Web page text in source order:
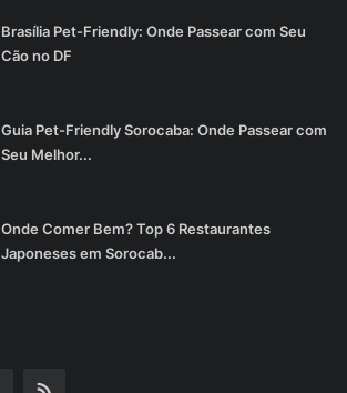
Brasília Pet-Friendly: Onde Passear com Seu
Cão no DF
Guia Pet-Friendly Sorocaba: Onde Passear com
Seu Melhor...
Onde Comer Bem? Top 6 Restaurantes
Japoneses em Sorocab...